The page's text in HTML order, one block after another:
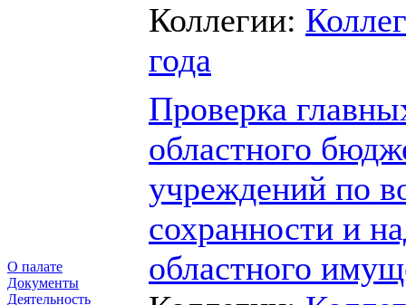
О палате
Документы
Деятельность
Коллегии:
года
Проверка
областного
учреждений по
сохранности и
областного